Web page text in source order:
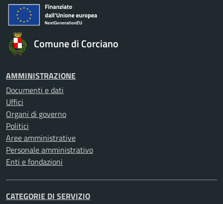
Comune di Corciano
AMMINISTRAZIONE
Documenti e dati
Uffici
Organi di governo
Politici
Aree amministrative
Personale amministrativo
Enti e fondazioni
CATEGORIE DI SERVIZIO